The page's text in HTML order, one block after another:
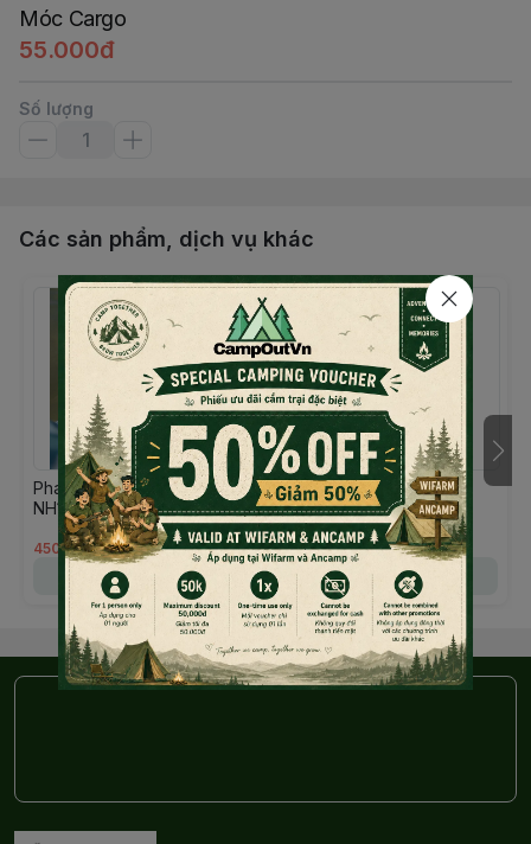
Móc Cargo
55.000đ
Số lượng
Các sản phẩm, dịch vụ khác
Phao bơi Naturehike 18L
NH17S001-G phiên bản
nâng cấp đựng điện thoại
450.000đ
Chọn mua
Toilet di động xếp gọn
BLACKDOG
CBD2550PJ079
649.000đ
Chọn mua